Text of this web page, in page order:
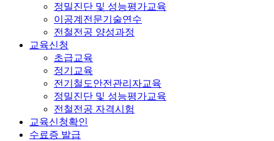
정밀진단 및 성능평가교육
이공계전문기술연수
전철전공 양성과정
교육신청
초급교육
정기교육
전기철도안전관리자교육
정밀진단 및 성능평가교육
전철전공 자격시험
교육신청확인
수료증 발급